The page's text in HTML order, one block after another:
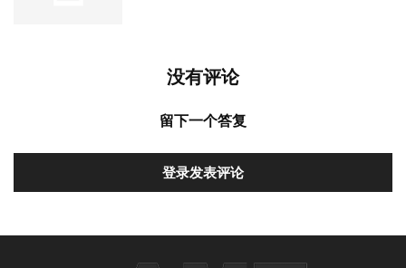
没有评论
留下一个答复
登录发表评论